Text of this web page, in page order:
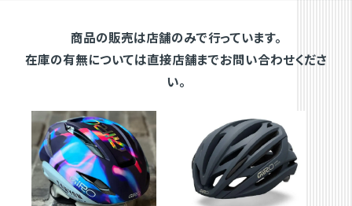
商品の販売は店舗のみで行っています。
在庫の有無については直接店舗までお問い合わせくださ
い。